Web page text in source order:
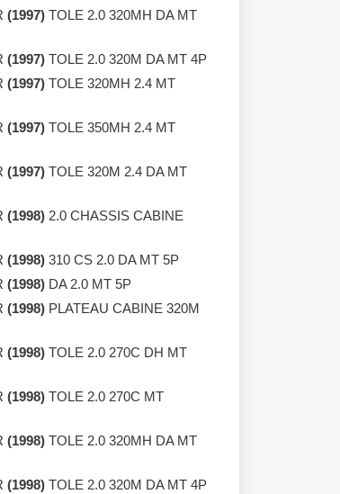
(1997) TOLE 2.0 320MH DA MT
(1997) TOLE 2.0 320M DA MT 4P
(1997) TOLE 320MH 2.4 MT
(1997) TOLE 350MH 2.4 MT
(1997) TOLE 320M 2.4 DA MT
(1998) 2.0 CHASSIS CABINE
(1998) 310 CS 2.0 DA MT 5P
(1998) DA 2.0 MT 5P
(1998) PLATEAU CABINE 320M
(1998) TOLE 2.0 270C DH MT
(1998) TOLE 2.0 270C MT
(1998) TOLE 2.0 320MH DA MT
(1998) TOLE 2.0 320M DA MT 4P